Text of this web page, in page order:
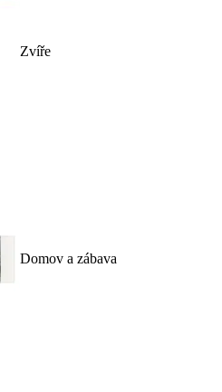
Zvíře
Domov a zábava